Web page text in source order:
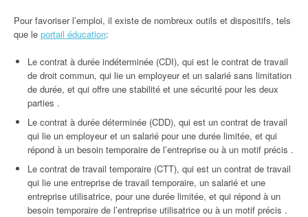
Pour favoriser l’emploi, il existe de nombreux outils et dispositifs, tels
que le portail éducation:
Le contrat à durée indéterminée (CDI), qui est le contrat de travail
de droit commun, qui lie un employeur et un salarié sans limitation
de durée, et qui offre une stabilité et une sécurité pour les deux
parties .
Le contrat à durée déterminée (CDD), qui est un contrat de travail
qui lie un employeur et un salarié pour une durée limitée, et qui
répond à un besoin temporaire de l’entreprise ou à un motif précis .
Le contrat de travail temporaire (CTT), qui est un contrat de travail
qui lie une entreprise de travail temporaire, un salarié et une
entreprise utilisatrice, pour une durée limitée, et qui répond à un
besoin temporaire de l’entreprise utilisatrice ou à un motif précis .